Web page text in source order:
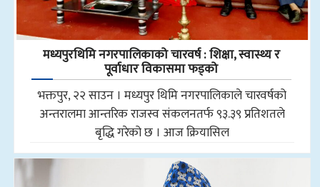
मध्यपुरथिमि नगरपालिकाको चारवर्ष : शिक्षा, स्वास्थ्य र
पूर्वाधार विकासमा फड्को
भक्तपुर, २२ साउन । मध्यपुर थिमि नगरपालिकाले चारवर्षको
अन्तरालमा आन्तरिक राजस्व संकलनतर्फ ९३.३९ प्रतिशतले
बृद्धि गरेको छ । आज क्रियासिल